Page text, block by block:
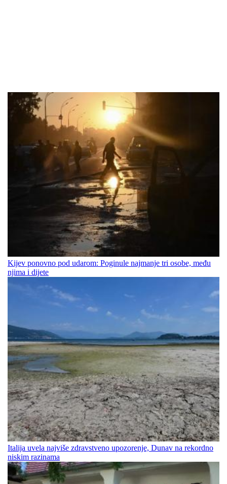
Kijev ponovno pod udarom: Poginule najmanje tri osobe, među
njima i dijete
Italija uvela najviše zdravstveno upozorenje, Dunav na rekordno
niskim razinama